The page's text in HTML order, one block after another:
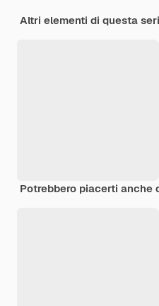
Altri elementi di questa
Potrebbero piacerti anche